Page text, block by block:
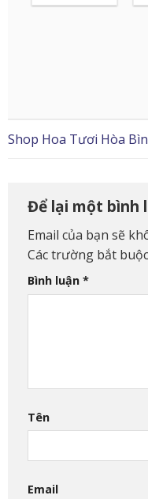
Shop Hoa Tươi Hòa
Để lại một bình
Email của bạn sẽ
Các trường bắt
Bình luận *
Tên
Email